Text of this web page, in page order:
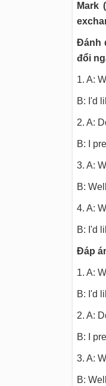
Mark
Đánh
đổi
1. A:
B: I'd
2. A:
B: I
3. A:
B:
4. A:
B: I'd
Đáp
1. A:
B: I'd
2. A:
B: I
3. A:
B: